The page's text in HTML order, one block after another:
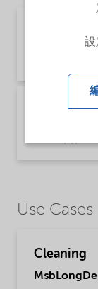
Brochure
Use Cases
Cleaning
設